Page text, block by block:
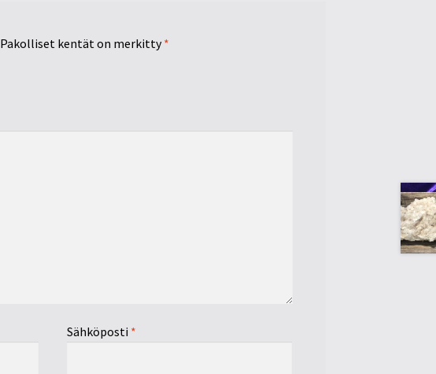
Pakolliset kentät on merkitty*
Sähköposti *